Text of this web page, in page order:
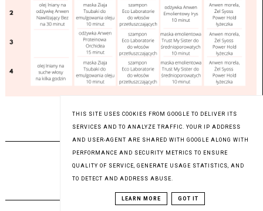
ODWIEDŹ MNIE NA FACEBOOKU
THIS SITE USES COOKIES FROM GOOGLE TO DELIVER ITS
SERVICES AND TO ANALYZE TRAFFIC. YOUR IP ADDRESS
AND USER-AGENT ARE SHARED WITH GOOGLE ALONG WITH
PERFORMANCE AND SECURITY METRICS TO ENSURE
QUALITY OF SERVICE, GENERATE USAGE STATISTICS, AND
TO DETECT AND ADDRESS ABUSE.
LEARN MORE GOT IT